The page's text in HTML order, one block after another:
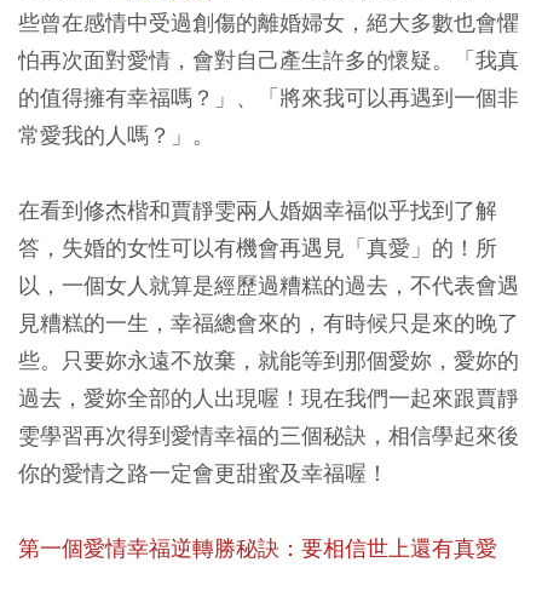
些曾在感情中受過創傷的離婚婦女，絕大多數也會懼
怕再次面對愛情，會對自己產生許多的懷疑。「我真
的值得擁有幸福嗎？」、「將來我可以再遇到一個非
常愛我的人嗎？」。
在看到修杰楷和賈靜雯兩人婚姻幸福似乎找到了解
答，失婚的女性可以有機會再遇見「真愛」的！所
以，一個女人就算是經歷過糟糕的過去，不代表會遇
見糟糕的一生，幸福總會來的，有時候只是來的晚了
些。只要妳永遠不放棄，就能等到那個愛妳，愛妳的
過去，愛妳全部的人出現喔！現在我們一起來跟賈靜
雯學習再次得到愛情幸福的三個秘訣，相信學起來後
你的愛情之路一定會更甜蜜及幸福喔！
第一個愛情幸福逆轉勝秘訣：要相信世上還有真愛